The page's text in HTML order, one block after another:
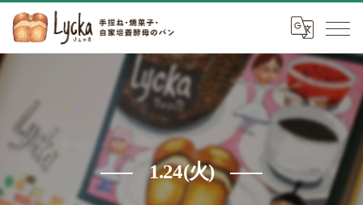
1.24(火)